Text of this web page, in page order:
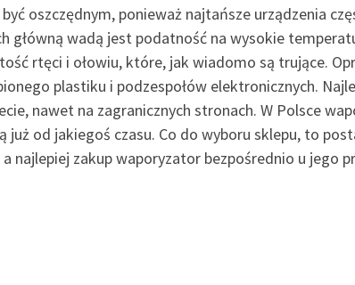
oszczędnym, ponieważ najtańsze urządzenia
główną wadą jest podatność na wysokie
rtęci i ołowiu, które, jak wiadomo są trujące.
plastiku i podzespołów elektronicznych.
nawet na zagranicznych stronach. W Polsce
już od jakiegoś czasu. Co do wyboru sklepu, to
a najlepiej zakup waporyzator bezpośrednio u jego